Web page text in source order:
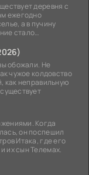
деревня с
ежегодно
а в пучину
стало
обожали. Не
чужое колдовство
как неправильную
Когда
он поспешил
Итака, где его
их сын Телемах.